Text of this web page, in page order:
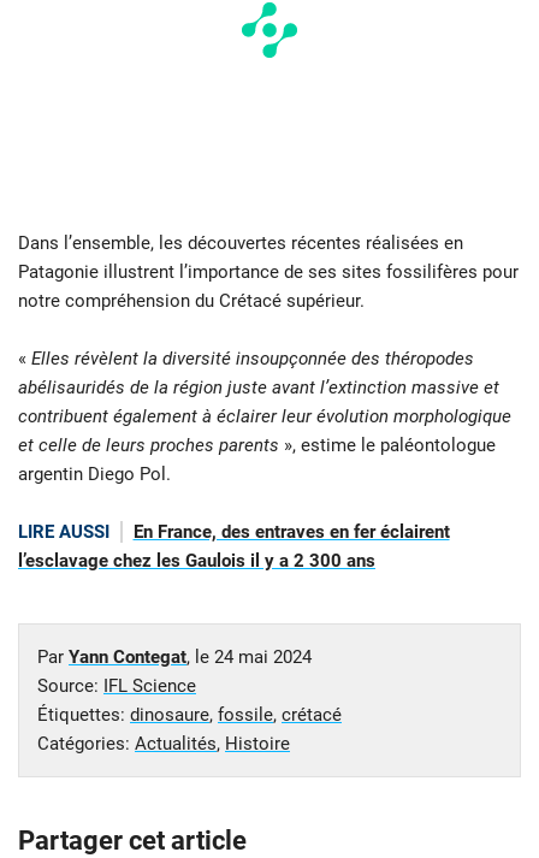
Dans l’ensemble, les découvertes récentes réalisées en
Patagonie illustrent l’importance de ses sites fossilifères pour
notre compréhension du Crétacé supérieur.
« Elles révèlent la diversité insoupçonnée des théropodes
abélisauridés de la région juste avant l’extinction massive et
contribuent également à éclairer leur évolution morphologique
et celle de leurs proches parents », estime le paléontologue
argentin Diego Pol.
LIRE AUSSI
En France, des entraves en fer éclairent
l’esclavage chez les Gaulois il y a 2 300 ans
Par Yann Contegat, le 24 mai 2024
Source:
IFL Science
Étiquettes: dinosaure, fossile, crétacé
Catégories: Actualités, Histoire
Partager cet article